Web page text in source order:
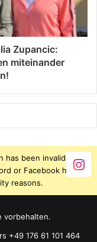
Zupancic:
miteinander
has been invalidated
or Facebook has
reasons.
vorbehalten.
+49 176 61 101 464